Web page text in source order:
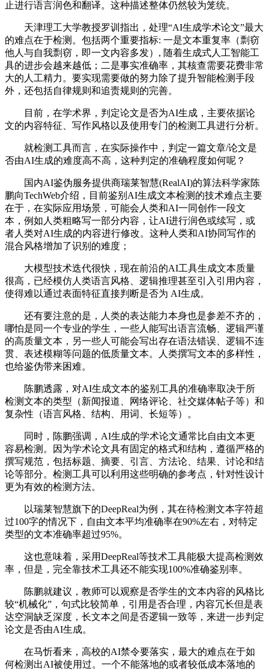
止进行语言润色和翻译。这种描述整体仍然较为笼统。
天津理工大学教授罗训指出，处理“AI生成学术论文”最大
的难点在于检测。包括两个重要指标: 一是文本重复率（剽窃
他人与自我剽窃，即一文内容多发）, 随着生成式人工智能工
具的进步会越来越低；二是事实准确率，其核查需要花费非常
大的人工精力。要实现需要做的努力除了提升智能检测手段
外，还包括自律规则和追责规则的完善。
目前，在学术界，判定论文是否为AI生成，主要依据论
文的内容特征、写作风格以及使用专门的检测工具进行分析。
就检测工具而言，在实际操作中，判定一篇文章/论文是
否由AI生成的难度高不高，这种判定的准确程度如何呢？
国内AI鉴伪服务提供商瑞莱智慧(RealAI)的算法科学家陈
鹏向TechWeb介绍，目前鉴别AI生成文本检测的技术难点主要
在于，在实际应用场景，可能会人类和AI一同创作一段文
本，例如人类粗略写一部分内容，让AI进行润色或续写，或
者人类对AI生成的内容进行修改。这种人类和AI协同写作的
混合风格增加了识别的难度；
大模型技术迭代很快，现在前沿的AI工具生成文本质量
很高，已经模仿人类语言风格、逻辑推理甚至引入引用内容，
使得难以通过表面特征直接判断是否为 AI生成。
还有要注意的是，人类的表达能力本身也是参差不齐的，
哪怕是同一个专业的学生，一些人能写出语言流畅、逻辑严谨
的高质量文本，另一些人可能会写出存在语法错误、逻辑不连
贯、表述模糊等问题的低质量文本。人类撰写文本的多样性，
也给鉴伪带来困难。
陈鹏透露，对AI生成文本的鉴别工具的准确率取决于所
检测文本的类型（新闻报道、网络评论、社交媒体帖子等）和
复杂性（语言风格、结构、用词、长短等）。
同时，陈鹏强调，AI生成的学术论文通常比自由文本更
容易检测。因为学术论文具有固定的格式和结构，遵循严格的
撰写规范，包括标题、摘要、引言、方法论、结果、讨论和结
论等部分。检测工具可以利用这些明确的参考点，针对性设计
更为有效的检测方法。
以瑞莱智慧旗下的DeepReal为例，其在待检测文本字符超
过100字的情况下，自由文本平均准确率在90%左右，对特定
类型的文本准确率超过95%。
这也意味着，采用DeepReal等技术工具能极大提高检测效
率，但是，完全靠技术工具还不能实现100%准确鉴别率。
陈鹏就建议，教师可以观察是否学生的文本内容的风格比
较“机械化”，句式比较简单，引用是否合理，内容冗长但是表
达空洞缺乏深度，长文本之间是否逻辑一致等，来进一步判定
论文是否由AI生成。
在马忻看来，高校的AI禁令要落实，最大的难点在于如
何检测出AI被使用过。一个不能落地的或者较低成本落地的